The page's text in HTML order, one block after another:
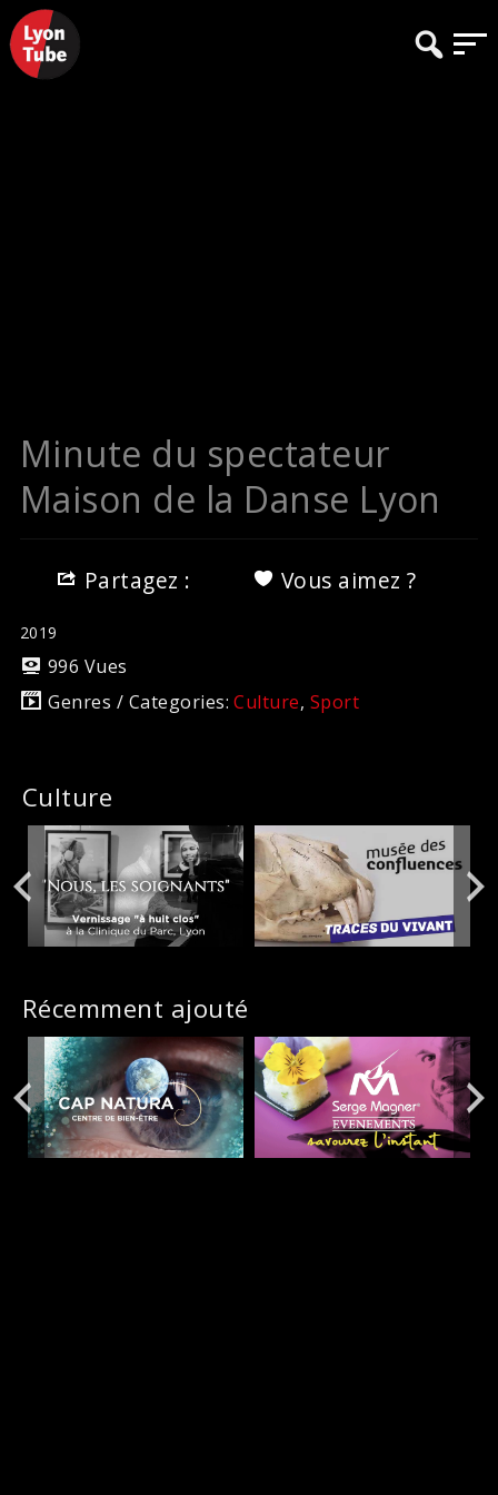
Minute du spectateur
Maison de la Danse Lyon
Partagez : Vous aimez ?
2019
996 Vues
Genres / Categories:Culture, Sport
Culture
Récemment ajouté